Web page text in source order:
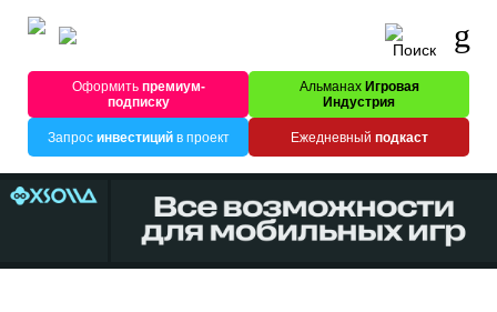
Оформитьпремиум-
подписку
Альманах Игровая
Индустрия
Запрос инвестицийв проект Ежедневный подкаст